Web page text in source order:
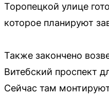
Торопецкой улице
которое планируют
Также закончено
Витебский проспект
Сейчас там